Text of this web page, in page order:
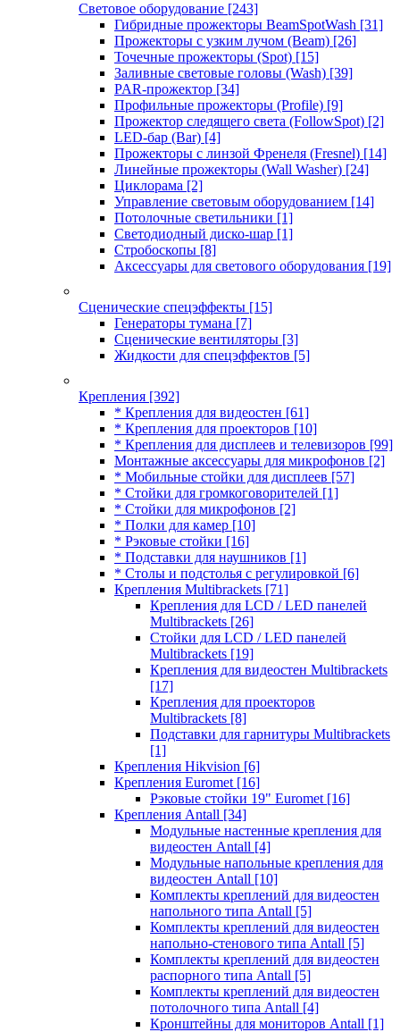
Световое оборудование [243]
Гибридные прожекторы BeamSpotWash [31]
Прожекторы с узким лучом (Beam) [26]
Точечные прожекторы (Spot) [15]
Заливные световые головы (Wash) [39]
PAR-прожектор [34]
Профильные прожекторы (Profile) [9]
Прожектор следящего света (FollowSpot) [2]
LED-бар (Bar) [4]
Прожекторы с линзой Френеля (Fresnel) [14]
Линейные прожекторы (Wall Washer) [24]
Циклорама [2]
Управление световым оборудованием [14]
Потолочные светильники [1]
Светодиодный диско-шар [1]
Стробоскопы [8]
Аксессуары для светового оборудования [19]
Сценические спецэффекты [15]
Генераторы тумана [7]
Сценические вентиляторы [3]
Жидкости для спецэффектов [5]
Крепления [392]
* Крепления для видеостен [61]
* Крепления для проекторов [10]
* Крепления для дисплеев и телевизоров [99]
Монтажные аксессуары для микрофонов [2]
* Мобильные стойки для дисплеев [57]
* Стойки для громкоговорителей [1]
* Стойки для микрофонов [2]
* Полки для камер [10]
* Рэковые стойки [16]
* Подставки для наушников [1]
* Столы и подстолья с регулировкой [6]
Крепления Multibrackets [71]
Крепления для LCD / LED панелей
Multibrackets [26]
Стойки для LCD / LED панелей
Multibrackets [19]
Крепления для видеостен Multibrackets
[17]
Крепления для проекторов
Multibrackets [8]
Подставки для гарнитуры Multibrackets
[1]
Крепления Hikvision [6]
Крепления Euromet [16]
Рэковые стойки 19" Euromet [16]
Крепления Antall [34]
Модульные настенные крепления для
видеостен Antall [4]
Модульные напольные крепления для
видеостен Antall [10]
Комплекты креплений для видеостен
напольного типа Antall [5]
Комплекты креплений для видеостен
напольно-стенового типа Antall [5]
Комплекты креплений для видеостен
распорного типа Antall [5]
Комплекты креплений для видеостен
потолочного типа Antall [4]
Кронштейны для мониторов Antall [1]